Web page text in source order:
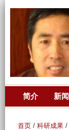
简介 新闻
首页 / 科研成果 /